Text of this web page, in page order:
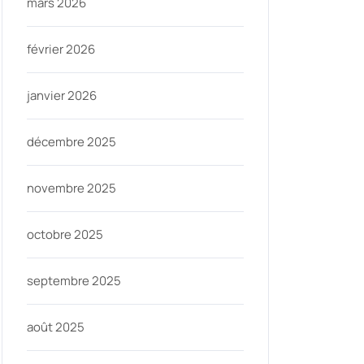
février 2026
janvier 2026
décembre 2025
novembre 2025
octobre 2025
septembre 2025
août 2025